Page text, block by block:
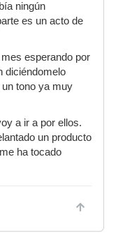
ningún
es un acto de
esperando por
diciéndomelo
tono ya muy
a ir a por ellos.
un producto
ha tocado